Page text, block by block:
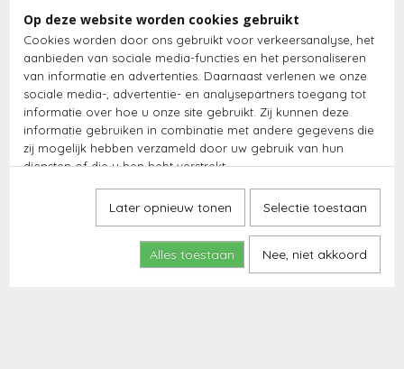
Op deze website worden cookies gebruikt
Cookies worden door ons gebruikt voor verkeersanalyse, het
aanbieden van sociale media-functies en het personaliseren
van informatie en advertenties. Daarnaast verlenen we onze
sociale media-, advertentie- en analysepartners toegang tot
informatie over hoe u onze site gebruikt. Zij kunnen deze
informatie gebruiken in combinatie met andere gegevens die
zij mogelijk hebben verzameld door uw gebruik van hun
diensten of die u hen hebt verstrekt.
Later opnieuw tonen Selectie toestaan
Alles toestaan Nee, niet akkoord